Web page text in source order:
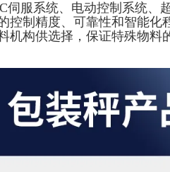
服系统、电动控制系统、
控制精度、可靠性和智能化
构供选择，保证特殊物料